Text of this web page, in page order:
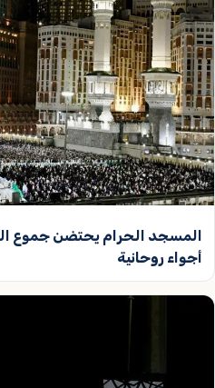
المسجد الحرام يحتضن جموع
أجواء روحانية